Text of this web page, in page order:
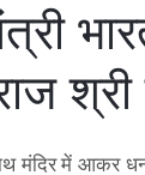
मंदिर में आकर